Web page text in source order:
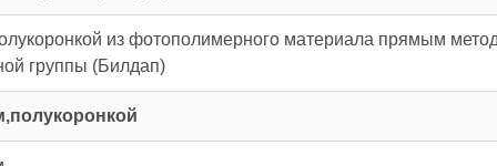
из фотополимерного материала прямым
группы (Билдап)